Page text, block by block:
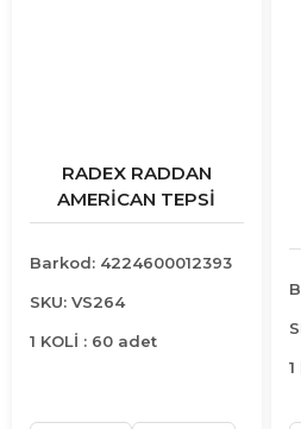
RADEX RADDAN
AMERİCAN TEPSİ
Barkod: 4224600012393
SKU: VS264
1 KOLİ : 60 adet